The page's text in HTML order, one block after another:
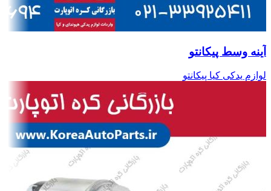
آینه وسط پیکانتو
لوازم یدکی کیا پیکانتو